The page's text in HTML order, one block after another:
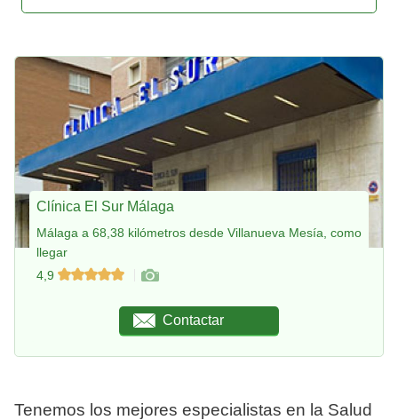
Clínica El Sur Málaga
Málaga a 68,38 kilómetros desde Villanueva Mesía, como
llegar
4,9
Contactar
Tenemos los mejores especialistas en la Salud